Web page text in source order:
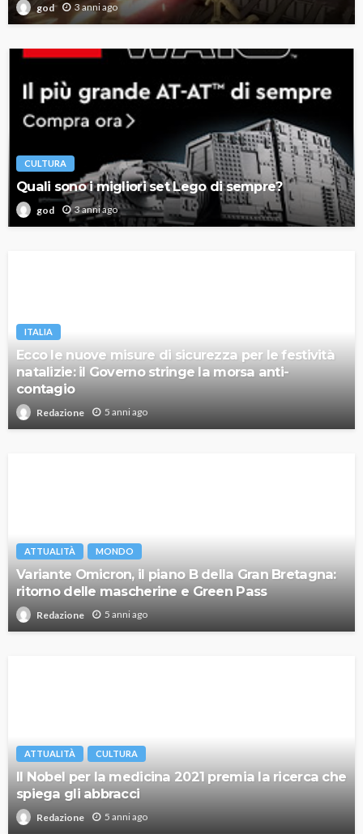
god 3 anni ago
CULTURA
Quali sono i migliori set Lego di sempre?
god 3 anni ago
ITALIA
Ecco le nuove misure di sicurezza per le festività
natalizie: il Governo stringe la morsa anti-
contagio
Redazione 5 anni ago
ATTUALITÀ MONDO
Variante Omicron, il piano B della Gran Bretagna:
ritorno delle mascherine e Green Pass
Redazione 5 anni ago
ATTUALITÀ CULTURA
Il Nobel per la medicina 2021 premia la ricerca che
spiega gli abbracci
Redazione 5 anni ago